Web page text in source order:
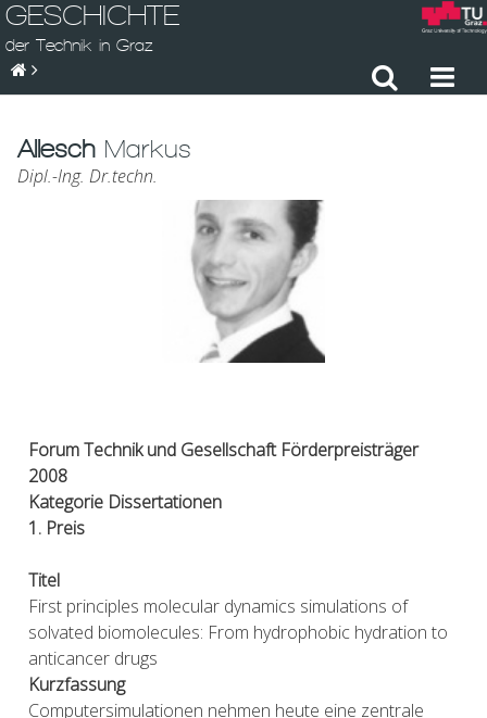
GESCHICHTE
der Technik in Graz
Allesch Markus
Dipl.-Ing. Dr.techn.
Forum Technik und Gesellschaft Förderpreisträger
2008
Kategorie Dissertationen
1. Preis
Titel
First principles molecular dynamics simulations of
solvated biomolecules: From hydrophobic hydration to
anticancer drugs
Kurzfassung
Computersimulationen nehmen heute eine zentrale